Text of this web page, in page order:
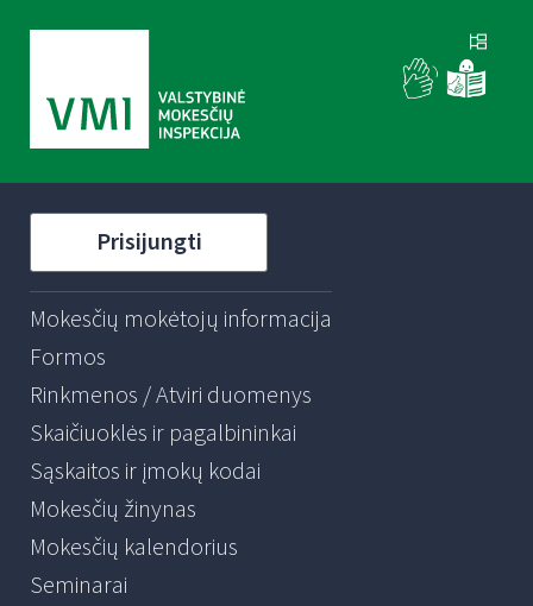
Prisijungti
Mokesčių mokėtojų informacija
Formos
Rinkmenos / Atviri duomenys
Skaičiuoklės ir pagalbininkai
Sąskaitos ir įmokų kodai
Mokesčių žinynas
Mokesčių kalendorius
Seminarai